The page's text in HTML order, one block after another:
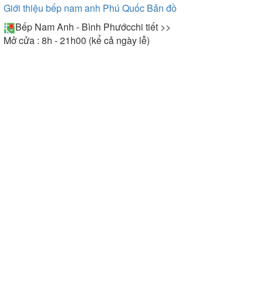
Giới thiệu bếp nam anh Phú Quốc Bản đồ
Bếp Nam Anh - Bình Phướcchi tiết >>
Mở cửa : 8h - 21h00 (kể cả ngày lễ)